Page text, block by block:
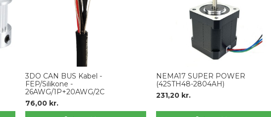
3DO CAN BUS Kabel -
FEP/Silikone -
26AWG/1P+20AWG/2C
76,00 kr.
NEMA17 SUPER POWER
(42STH48-2804AH)
231,20 kr.